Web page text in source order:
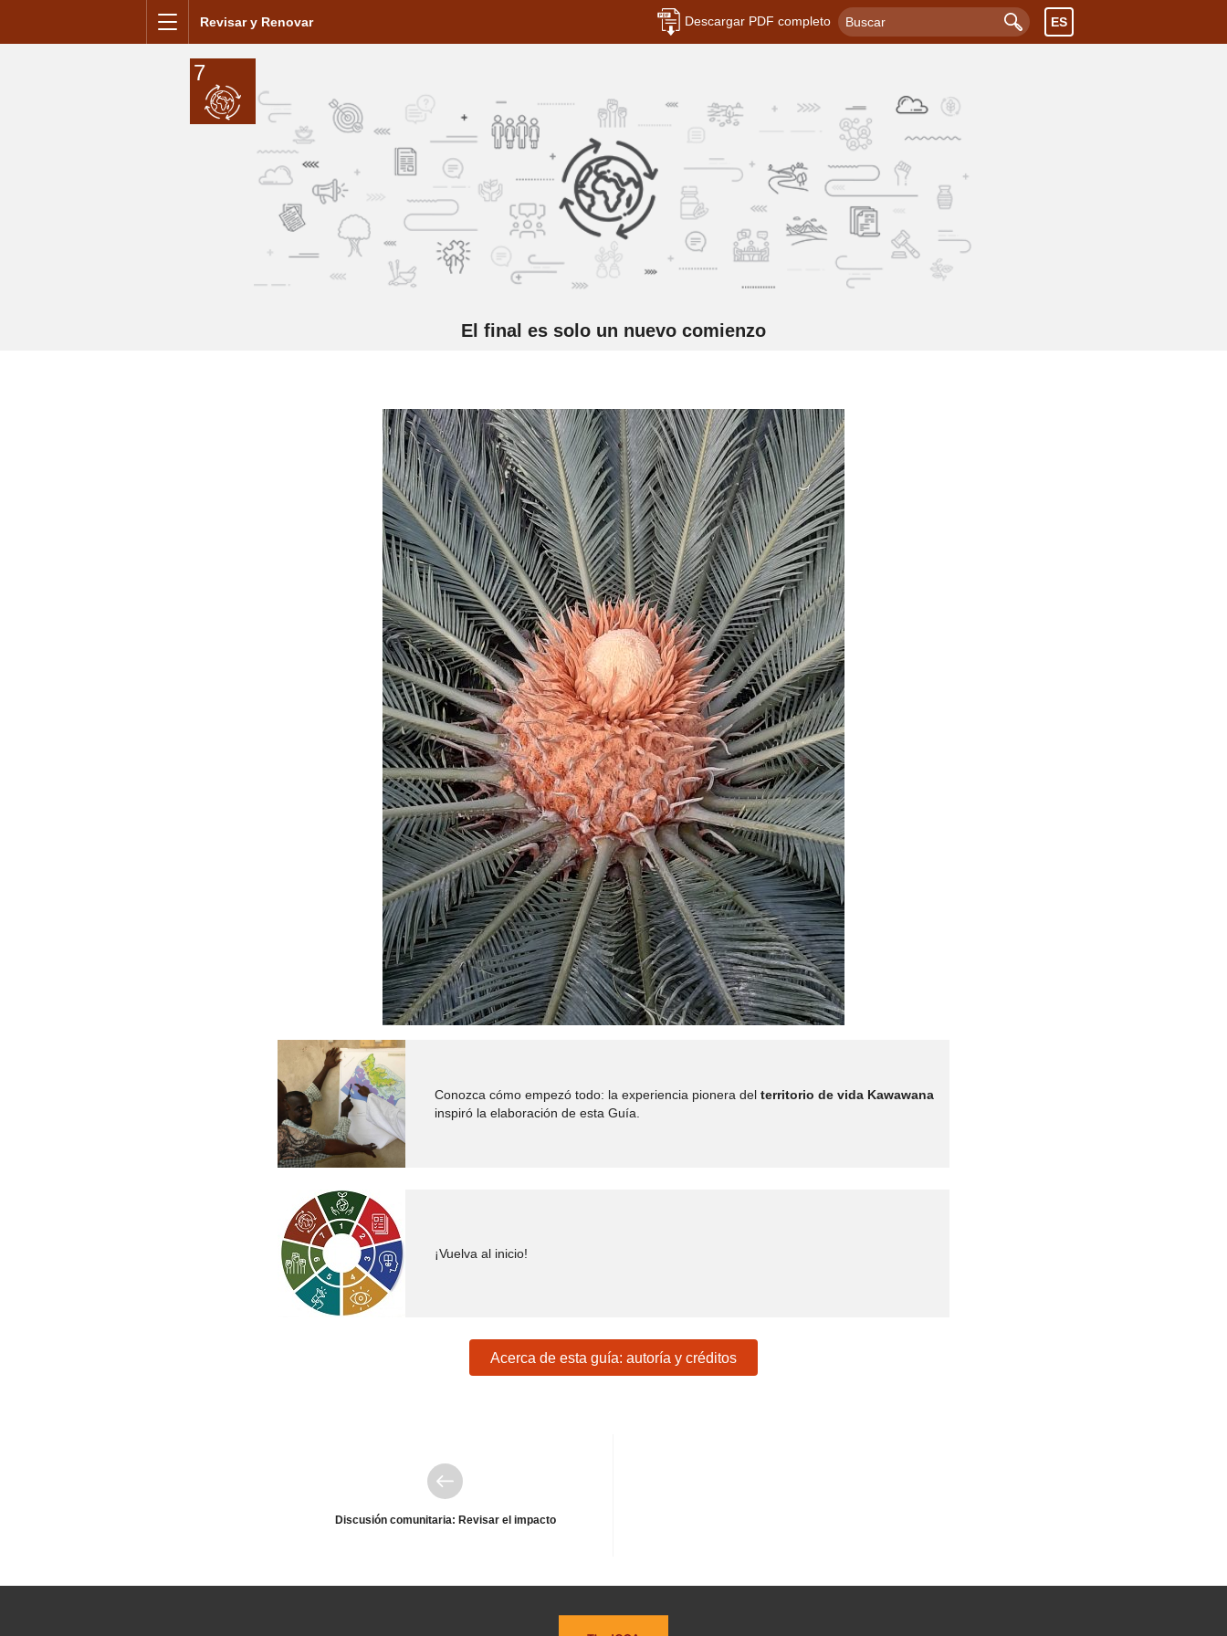
Revisar y Renovar
Descargar PDF completo
Buscar
ES
7
El final es solo un nuevo comienzo
Conozca cómo empezó todo: la experiencia pionera del territorio de vida Kawawana
inspiró la elaboración de esta Guía.
¡Vuelva al inicio!
Acerca de esta guía: autoría y créditos
Anterior
Discusión comunitaria: Revisar el impacto